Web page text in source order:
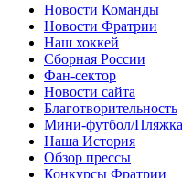
Новости Команды
Новости Фратрии
Наш хоккей
Сборная России
Фан-cектор
Новости сайта
Благотворительность
Мини-футбол/Пляжка
Наша История
Обзор прессы
Конкурсы Фратрии